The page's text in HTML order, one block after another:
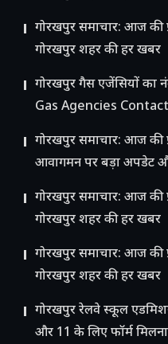
गोरखपुर समाचार: आज की
गोरखपुर शहर की हर खबर
गोरखपुर गैस एजेंसियों का
Gas Agencies
गोरखपुर समाचार: आज की
आवागमन पर बड़ा अपडेट
गोरखपुर समाचार: आज की
गोरखपुर शहर की हर खबर
गोरखपुर समाचार: आज की
गोरखपुर शहर की हर खबर
गोरखपुर रेलवे स्कूल
और 11 के लिए फॉर्म